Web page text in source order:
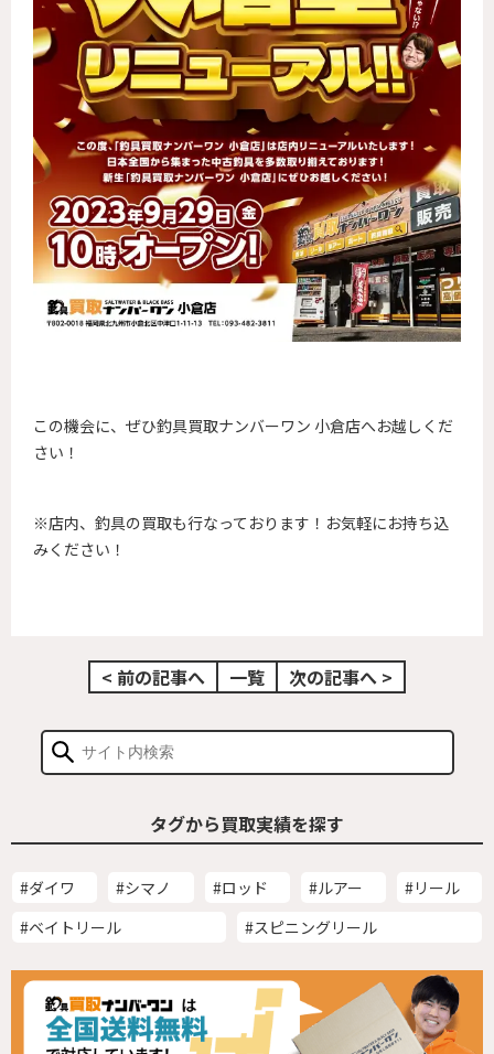
この機会に、ぜひ釣具買取ナンバーワン 小倉店へお越しくだ
さい！
※店内、釣具の買取も行なっております！お気軽にお持ち込
みください！
< 前の記事へ 一覧 次の記事へ >
タグから買取実績を探す
#ダイワ #シマノ #ロッド #ルアー
#リール
#ベイトリール
#スピニングリール